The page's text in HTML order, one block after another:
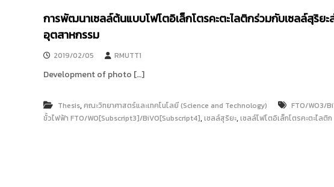
e
s
e
a
r
c
h
R
e
ย
เ
โ
โ
ล
การพัฒนาเซลล์ต้นแบบโฟโตอิเล็กโตรคะตะไลติกร่วมกับเซลล์สุริย
อุตสาหกรรม
2019/02/05 RMUTT1
Development of photo […]
Thesis,คณะวิทยาศาสตร์และเทคโนโลยี (Science and Technology) FTO/WO3/
ขั้วไฟฟ้า FTO/WO[Subscript3]/BiVO[Subscript4],เซลล์สุริยะ,เซลล์โฟโตอิเล็กโตรคะตะไลติก